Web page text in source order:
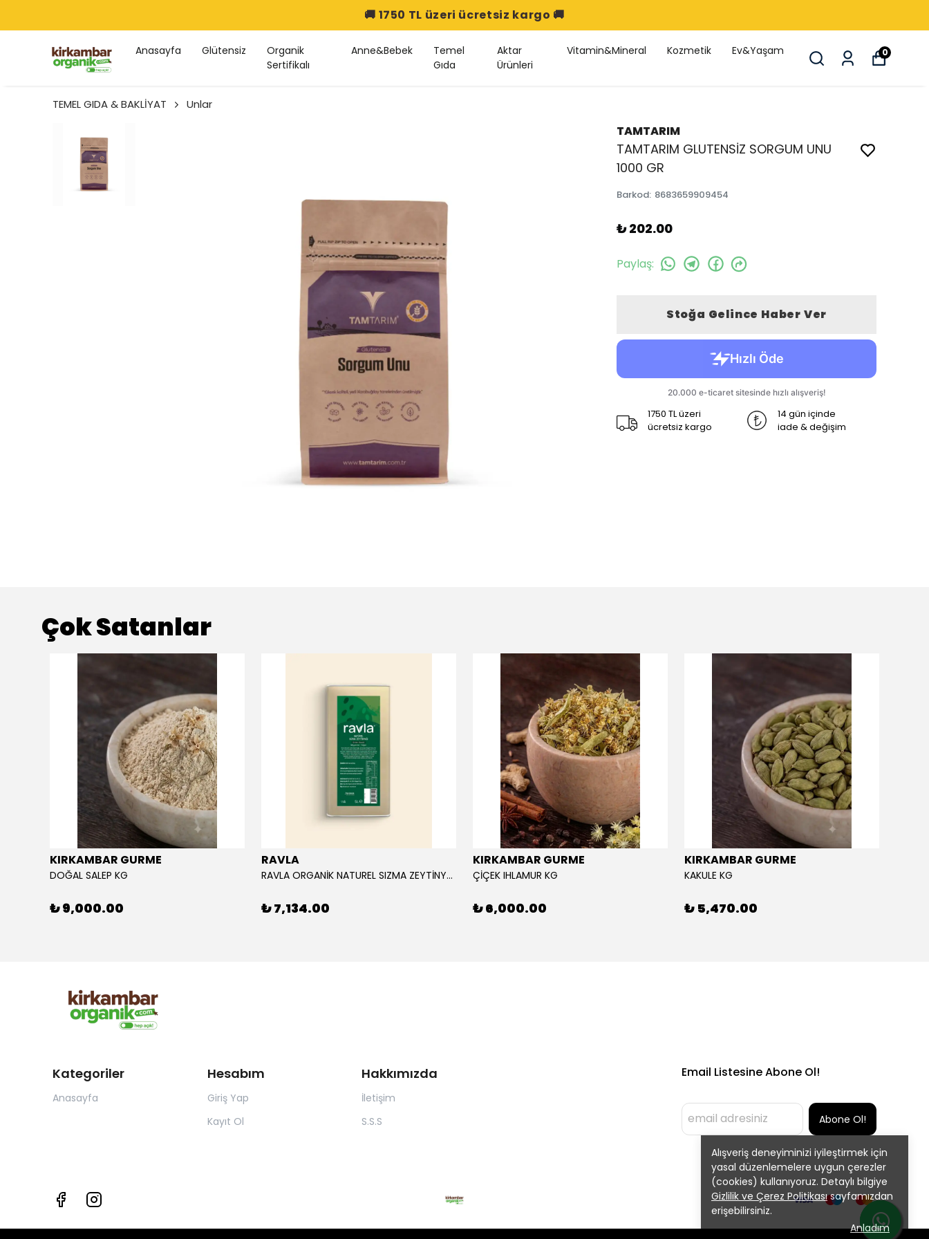
Anasayfa Glütensiz
Organik
Sertifikalı
Anne&Bebek
Temel
Gıda
Aktar
Ürünleri
Vitamin&Mineral Kozmetik Ev&Yaşam 0
Alışveriş deneyiminizi iyileştirmek için
yasal düzenlemelere uygun çerezler
(cookies) kullanıyoruz. Detaylı bilgiye
Gizlilik ve Çerez Politikasısayfamızdan
erişebilirsiniz.
Anladım
TEMEL GIDA & BAKLİYAT Unlar
TAMTARIM
TAMTARIM GLUTENSİZ SORGUM UNU
1000 GR
Barkod: 8683659909454
₺ 202.00
Paylaş:
Stoğa Gelince Haber Ver
1750 TL üzeri
ücretsiz kargo
14 gün içinde
iade & değişim
Çok Satanlar
KIRKAMBAR GURME
DOĞAL SALEP KG
₺ 9,000.00
RAVLA
RAVLA ORGANİK NATUREL SIZMA ZEYTİNYAĞI 5L
₺ 7,134.00
KIRKAMBAR GURME
ÇİÇEK IHLAMUR KG
₺ 6,000.00
KIRKAMBAR GURME
KAKULE KG
₺ 5,470.00
Kategoriler
Anasayfa
Hesabım
Giriş Yap
Kayıt Ol
Hakkımızda
İletişim
S.S.S
Email Listesine Abone Ol!
Abone Ol!